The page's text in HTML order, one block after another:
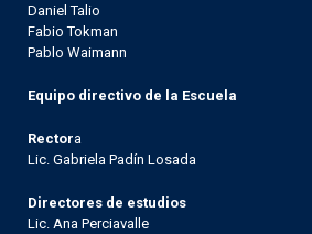
Daniel Talio
Fabio Tokman
Pablo Waimann
Equipo directivo de la Escuela
Rectora
Lic. Gabriela Padín Losada
Directores de estudios
Lic. Ana Perciavalle